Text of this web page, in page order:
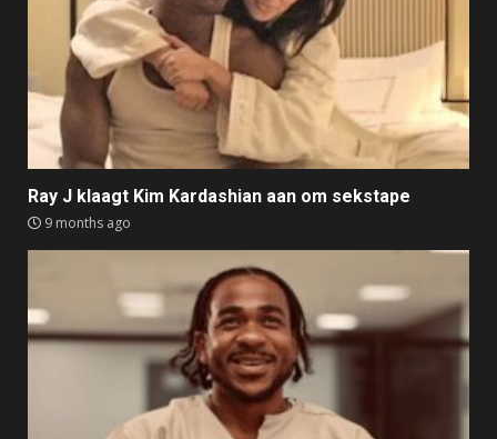
Ray J klaagt Kim Kardashian aan om sekstape
9 months ago